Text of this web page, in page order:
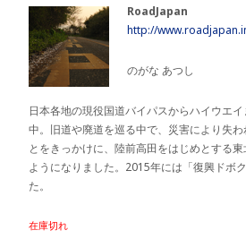
RoadJapan
http://
のがな あつし
日本各地の現役国道バイパスからハイウエ
中。旧道や廃道を巡る中で、災害により失
とをきっかけに、陸前高田をはじめとする
ようになりました。2015年には「復興ドボ
た。
在庫切れ